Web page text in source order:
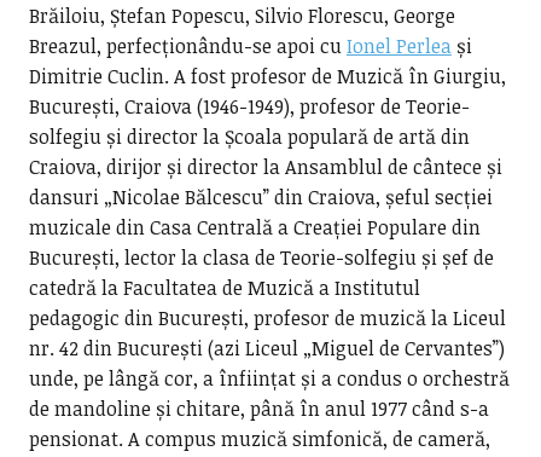
Brăiloiu, Ștefan Popescu, Silvio Florescu, George
Breazul, perfecționându-se apoi cuIonel Perleași
Dimitrie Cuclin. A fost profesor de Muzică în Giurgiu,
București, Craiova (1946-1949), profesor de Teorie-
solfegiu și director la Școala populară de artă din
Craiova, dirijor și director la Ansamblul de cântece și
dansuri „Nicolae Bălcescu” din Craiova, șeful secției
muzicale din Casa Centrală a Creației Populare din
București, lector la clasa de Teorie-solfegiu și șef de
catedră la Facultatea de Muzică a Institutul
pedagogic din București, profesor de muzică la Liceul
nr. 42 din București (azi Liceul „Miguel de Cervantes”)
unde, pe lângă cor, a înființat și a condus o orchestră
de mandoline și chitare, până în anul 1977 când s-a
pensionat. A compus muzică simfonică, de cameră,